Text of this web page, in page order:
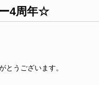
4周年☆
とうございます。